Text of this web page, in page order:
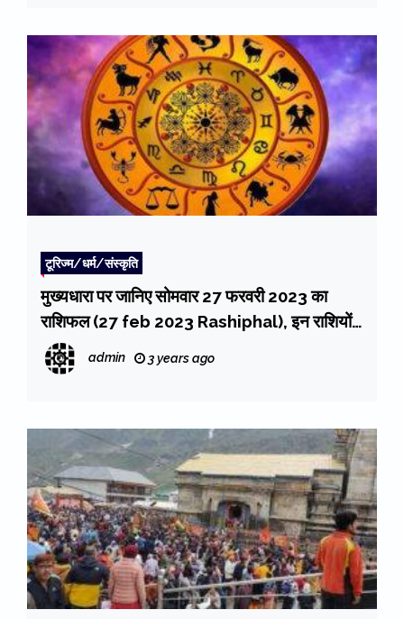
टूरिज्म/धर्म/संस्कृति
मुख्यधारा पर जानिए सोमवार 27 फरवरी 2023 का
राशिफल (27 feb 2023 Rashiphal), इन राशियों
के लिए शुभ संकेत
admin 3 years ago